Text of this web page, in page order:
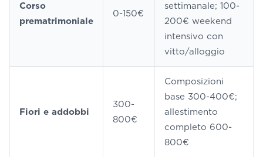
Corso
prematrimoniale
0-150€
settimanale; 100-
200€ weekend
intensivo con
vitto/alloggio
Fiori e addobbi
300-
800€
Composizioni
base 300-400€;
allestimento
completo 600-
800€